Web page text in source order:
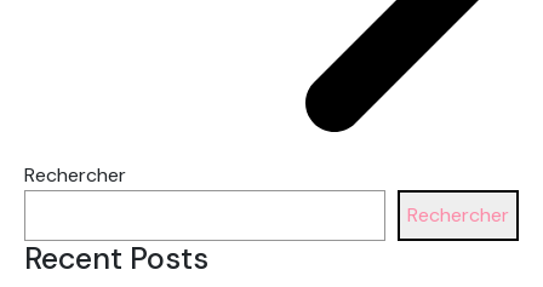
Rechercher
Rechercher
Recent Posts